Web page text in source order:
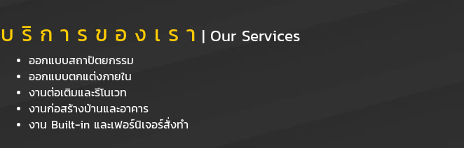
บ ริ ก า ร ข อ ง เ ร า | Our Services
ออกแบบสถาปัตยกรรม
ออกแบบตกแต่งภายใน
งานต่อเติมและรีโนเวท
งานก่อสร้างบ้านและอาคาร
งาน Built-in และเฟอร์นิเจอร์สั่งทำ